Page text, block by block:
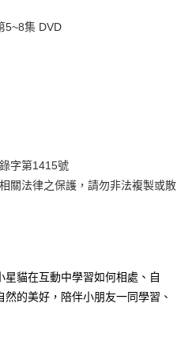
彰化商業銀行
中國信託商業銀行
星展（台灣）商業銀行
中國信託商業銀行
遠東國際商業銀行
永豐商業銀行
星展（台灣）商業銀行
聯邦商業銀行
元大商業銀行
5~8集 DVD
字第1415號
關法律之保護，請勿非法複製或散
貓在互動中學習如何相處、自
的美好，陪伴小朋友一同學習、